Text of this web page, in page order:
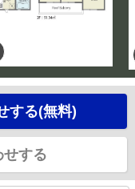
する(無料)
せする